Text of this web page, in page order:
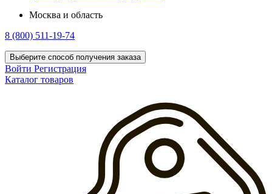
Москва и область
8 (800) 511-19-74
Выберите способ получения заказа
Войти Регистрация
Каталог товаров